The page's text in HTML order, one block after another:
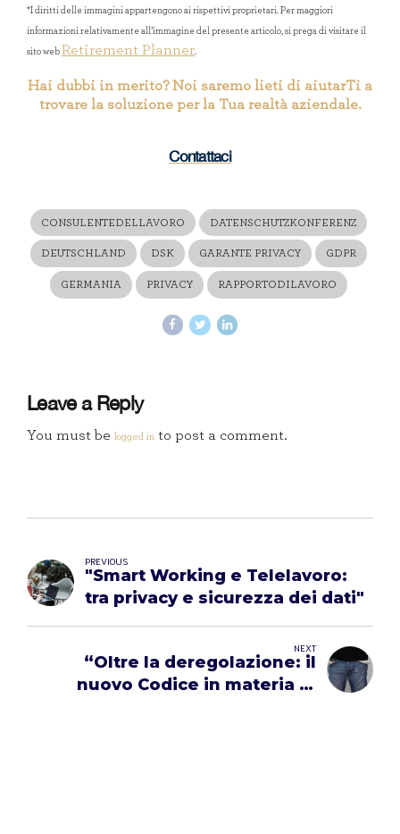
*I diritti delle immagini appartengono ai rispettivi proprietari. Per maggiori
informazioni relativamente all’immagine del presente articolo, si prega di visitare il
sito webRetirement Planner
Hai dubbi in merito? Noi saremo lieti di aiutarTi a
trovare la soluzione per la Tua realtà aziendale.
Contattaci
CONSULENTEDELLAVORO DATENSCHUTZKONFERENZ
DEUTSCHLAND DSK GARANTE PRIVACY GDPR
GERMANIA PRIVACY RAPPORTODILAVORO
Leave a Reply
You must be logged in to post a comment.
PREVIOUS
"Smart Working e Telelavoro:
tra privacy e sicurezza dei dati"
NEXT
“Oltre la deregolazione: il
nuovo Codice in materia di